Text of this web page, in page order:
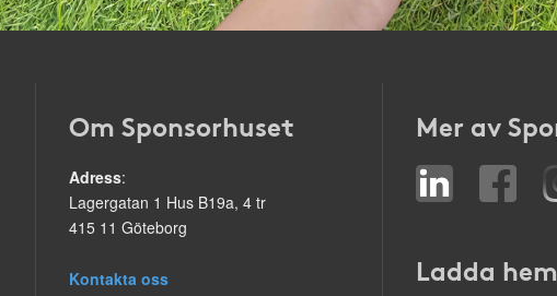
Om Sponsorhuset
Adress:
Lagergatan 1 Hus B19a, 4 tr
415 11 Göteborg
Kontakta oss
Mer av
Ladda